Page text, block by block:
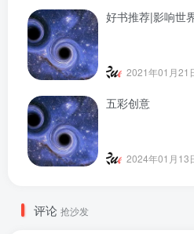
好书推荐|影响世
2021年01月21
五彩创意
2024年01月13
评论 抢沙发